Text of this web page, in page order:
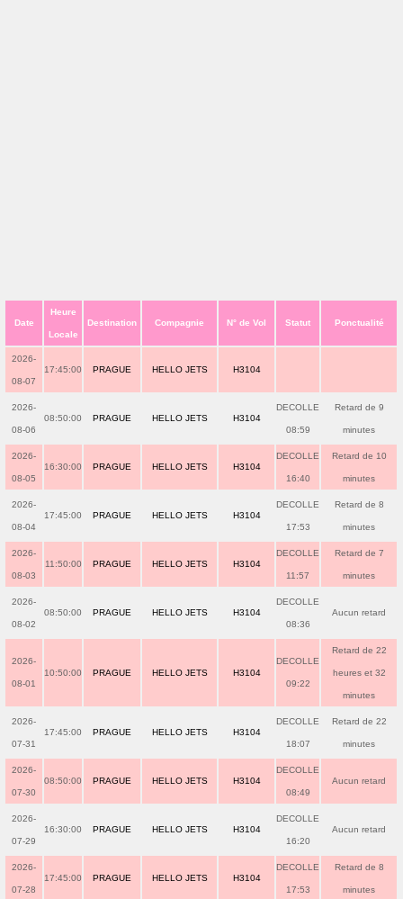
Date
Heure
Locale
Destination Compagnie N° de Vol Statut Ponctualité
2026-
08-07
17:45:00 PRAGUE HELLO JETS H3104
2026-
08-06
08:50:00 PRAGUE HELLO JETS H3104
DECOLLE
08:59
Retard de 9
minutes
2026-
08-05
16:30:00 PRAGUE HELLO JETS H3104
DECOLLE
16:40
Retard de 10
minutes
2026-
08-04
17:45:00 PRAGUE HELLO JETS H3104
DECOLLE
17:53
Retard de 8
minutes
2026-
08-03
11:50:00 PRAGUE HELLO JETS H3104
DECOLLE
11:57
Retard de 7
minutes
2026-
08-02
08:50:00 PRAGUE HELLO JETS H3104
DECOLLE
08:36
Aucun retard
2026-
08-01
10:50:00 PRAGUE HELLO JETS H3104
DECOLLE
09:22
Retard de 22
heures et 32
minutes
2026-
07-31
17:45:00 PRAGUE HELLO JETS H3104
DECOLLE
18:07
Retard de 22
minutes
2026-
07-30
08:50:00 PRAGUE HELLO JETS H3104
DECOLLE
08:49
Aucun retard
2026-
07-29
16:30:00 PRAGUE HELLO JETS H3104
DECOLLE
16:20
Aucun retard
2026-
07-28
17:45:00 PRAGUE HELLO JETS H3104
DECOLLE
17:53
Retard de 8
minutes